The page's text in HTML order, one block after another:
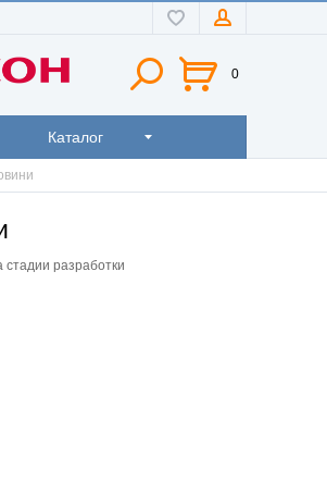
0
Каталог
стадии разработки